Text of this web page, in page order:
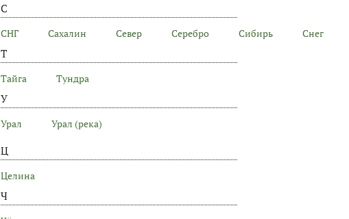
С
СНГ Сахалин Север Серебро Сибирь Снег
Т
Тайга Тундра
У
Урал Урал (река)
Ц
Целина
Ч